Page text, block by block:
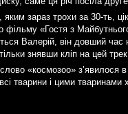
зараз трохи за 30-ть,
фільму «Гостя з
Валерій, він довший
знявши кліп на цей
«космозоо»
тварини і цими тваринами